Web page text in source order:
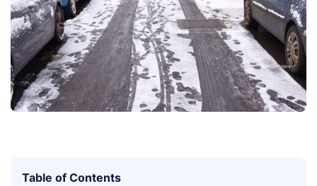
Table of Contents